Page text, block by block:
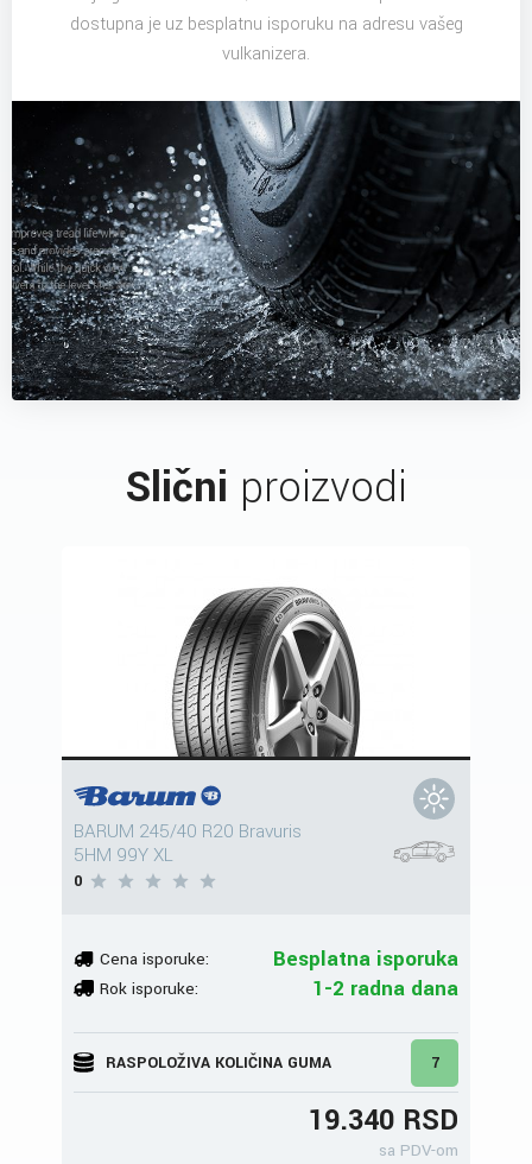
dostupna je uz besplatnu isporuku na adresu vašeg
vulkanizera.
Slični proizvodi
BARUM 245/40 R20 Bravuris
5HM 99Y XL
0
Cena isporuke: Besplatna isporuka
Rok isporuke: 1-2 radna dana
RASPOLOŽIVA KOLIČINA GUMA 7
19.340 RSD
sa PDV-om